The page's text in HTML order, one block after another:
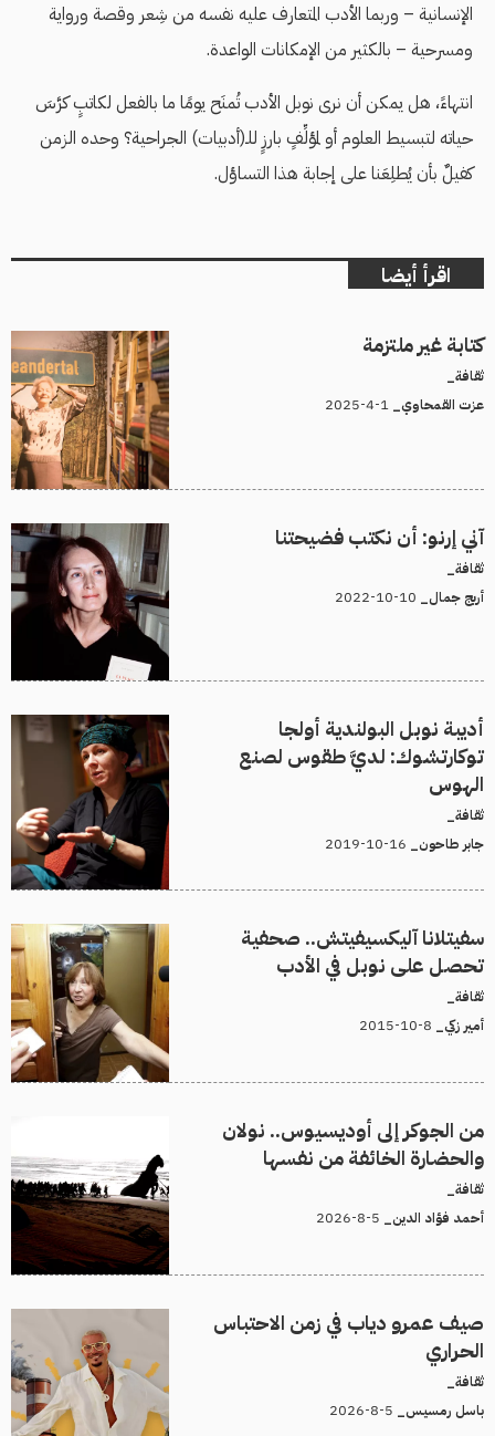
الإنسانية – وربما الأدب المتعارف عليه نفسه من شِعر وقصة ورواية
ومسرحية – بالكثير من الإمكانات الواعدة.
انتهاءً، هل يمكن أن نرى نوبل الأدب تُمنَح يومًا ما بالفعل لكاتبٍ كرَّسَ
حياته لتبسيط العلوم أو لمؤلِّفٍ بارزٍ للـ(أدبيات) الجراحية؟ وحده الزمن
كفيلٌ بأن يُطلِعَنا على إجابة هذا التساؤل.
اقرأ أيضا
كتابة غير ملتزمة
ثقافة_
عزت القمحاوي_
آني إرنو: أن نكتب فضيحتنا
ثقافة_
أريج جمال_
أديبة نوبل البولندية أولجا
توكارتشوك: لديَّ طقوس لصنع
الهوس
ثقافة_
جابر طاحون_
سفيتلانا آليكسيفيتش.. صحفية
تحصل على نوبل في الأدب
ثقافة_
أمير زكي_
من الجوكر إلى أوديسيوس.. نولان
والحضارة الخائفة من نفسها
ثقافة_
أحمد فؤاد الدين_
صيف عمرو دياب في زمن الاحتباس
الحراري
ثقافة_
باسل رمسيس_